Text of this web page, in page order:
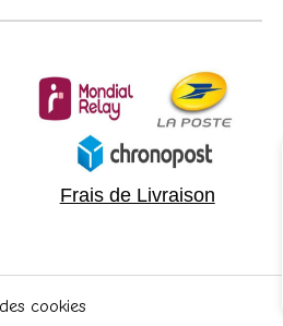
Frais de Livraison
cookies